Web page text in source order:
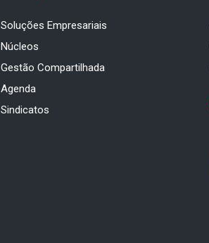
Soluções Empresariais
Núcleos
Gestão Compartilhada
Agenda
Sindicatos